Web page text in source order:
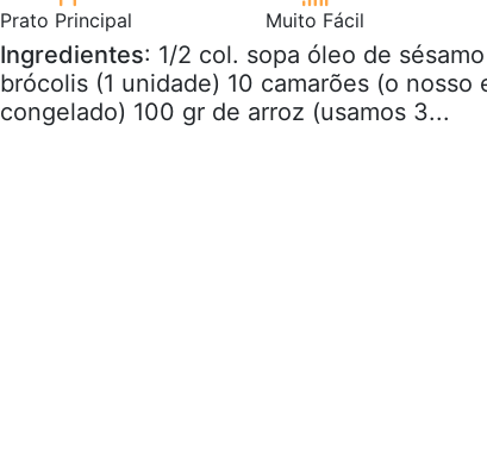
Prato Principal Muito Fácil
Ingredientes: 1/2 col. sopa óleo de
brócolis (1 unidade) 10 camarões (o nosso
congelado) 100 gr de arroz (usamos 3...